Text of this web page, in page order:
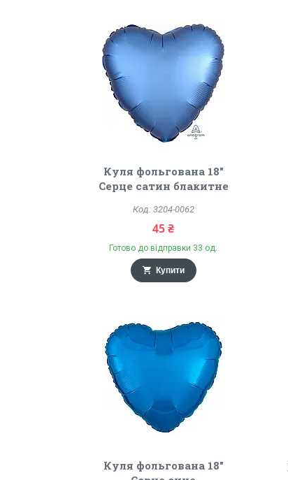
Куля фольгована 18"
Серце сатин блакитне
3204-0062
45 ₴
Готово до відправки 33 од.
Купити
Куля фольгована 18"